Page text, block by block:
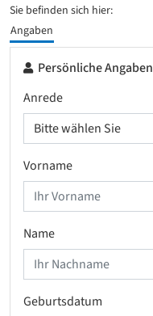
Sie befinden sich hier:
Angaben
Persönliche Angaben
Anrede
Vorname
Name
Geburtsdatum